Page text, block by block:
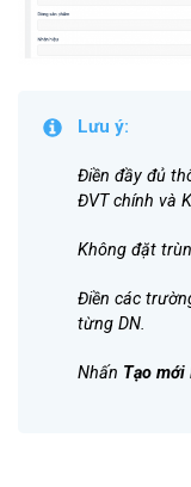
Lưu ý:
Điền đầy đủ
ĐVT chính và
Không đặt
Điền các
từng DN.
Nhấn Tạo mới